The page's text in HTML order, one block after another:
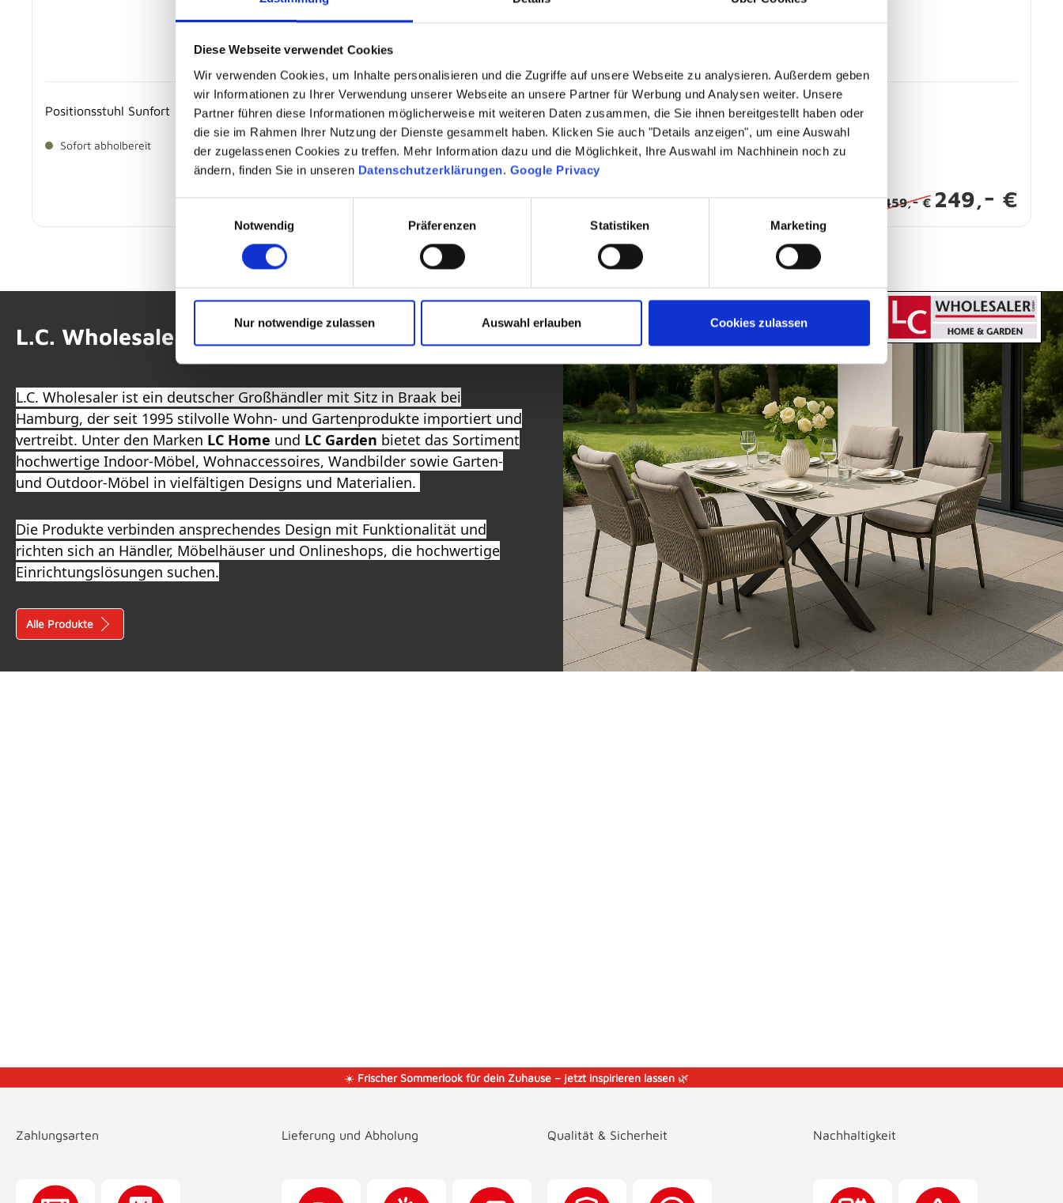
Diese Webseite verwendet Cookies
Wir verwenden Cookies, um Inhalte personalisieren und die Zugriffe auf unsere Webseite zu analysieren. Außerdem geben
wir Informationen zu Ihrer Verwendung unserer Webseite an unsere Partner für Werbung und Analysen weiter. Unsere
Partner führen diese Informationen möglicherweise mit weiteren Daten zusammen, die Sie ihnen bereitgestellt haben oder
die sie im Rahmen Ihrer Nutzung der Dienste gesammelt haben. Klicken Sie auch "Details anzeigen", um eine Auswahl
der zugelassenen Cookies zu treffen. Mehr Information dazu und die Möglichkeit, Ihre Auswahl im Nachhinein noch zu
ändern, finden Sie in unseren Datenschutzerklärungen. Google Privacy
Notwendig
Präferenzen Statistiken Marketing
Nur notwendige zulassen Auswahl erlauben Cookies zulassen
Positionsstuhl Sunfort
Sofort abholbereit
- 79,-€
Lifttisch Terrano
Sofort abholbereit
949,-€
Dinnig-Sessel Terrano
Sofort abholbereit
459,-€ 249,- €
L.C. Wholesaler
L.C. Wholesaler ist ein deutscher Großhändler mit Sitz in Braak bei
Hamburg, der seit 1995 stilvolle Wohn- und Gartenprodukte importiert und
vertreibt. Unter den Marken LC Home und LC Garden bietet das Sortiment
hochwertige Indoor-Möbel, Wohnaccessoires, Wandbilder sowie Garten-
und Outdoor-Möbel in vielfältigen Designs und Materialien.
Die Produkte verbinden ansprechendes Design mit Funktionalität und
richten sich an Händler, Möbelhäuser und Onlineshops, die hochwertige
Einrichtungslösungen suchen.
Alle Produkte
☀️ Frischer Sommerlook für dein Zuhause – jetzt inspirieren lassen 🌿
Zahlungsarten Lieferung und Abholung Qualität & Sicherheit Nachhaltigkeit